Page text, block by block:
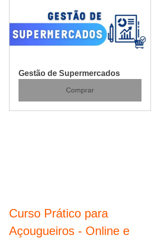
Gestão de Supermercados
Comprar
Curso Prático para
Açougueiros - Online e